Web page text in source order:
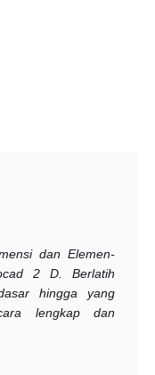
dan Elemen-
2 D. Berlatih
hingga yang
lengkap dan